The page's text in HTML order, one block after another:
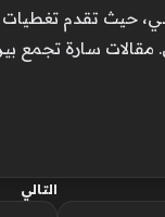
حيث تقدم تغطيات
سارة تجمع
التالي